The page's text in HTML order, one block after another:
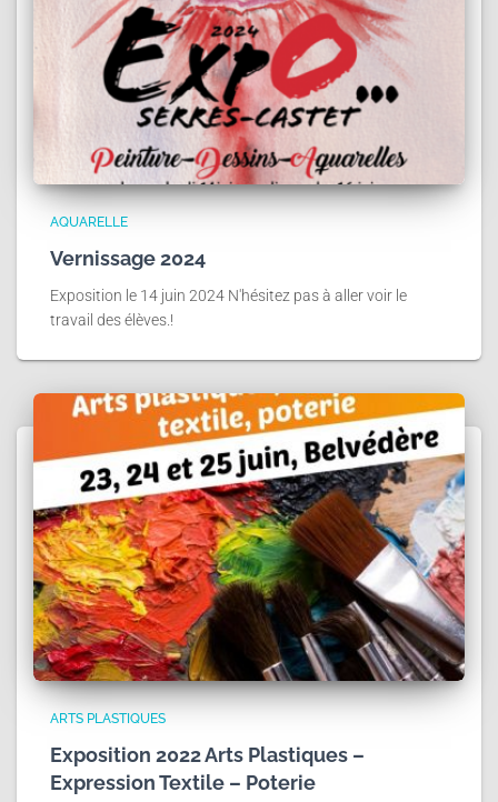
AQUARELLE
Vernissage 2024
Exposition le 14 juin 2024 N'hésitez pas à aller voir le
travail des élèves.!
ARTS PLASTIQUES
Exposition 2022 Arts Plastiques –
Expression Textile – Poterie